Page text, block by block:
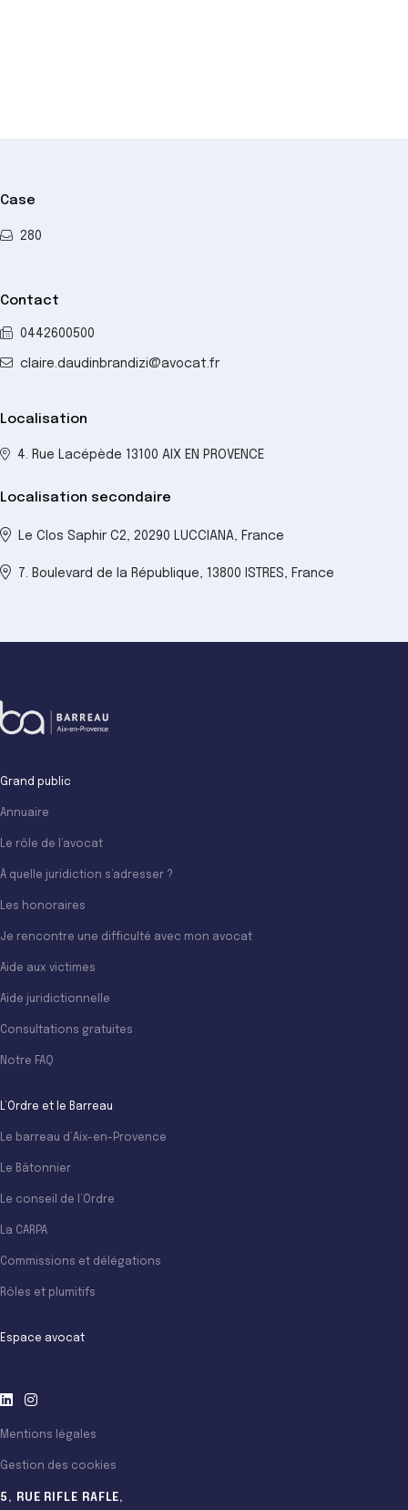
Case
280
Contact
0442600500
claire.daudinbrandizi@avocat.fr
Localisation
4. Rue Lacépède 13100 AIX EN PROVENCE
Localisation secondaire
Le Clos Saphir C2, 20290 LUCCIANA, France
7. Boulevard de la République, 13800 ISTRES, France
Grand public
Annuaire
Le rôle de l’avocat
À quelle juridiction s’adresser ?
Les honoraires
Je rencontre une difficulté avec mon avocat
Aide aux victimes
Aide juridictionnelle
Consultations gratuites
Notre FAQ
L’Ordre et le Barreau
Le barreau d’Aix-en-Provence
Le Bâtonnier
Le conseil de l’Ordre
La CARPA
Commissions et délégations
Rôles et plumitifs
Espace avocat
Mentions légales
Gestion des cookies
5, RUE RIFLE RAFLE,